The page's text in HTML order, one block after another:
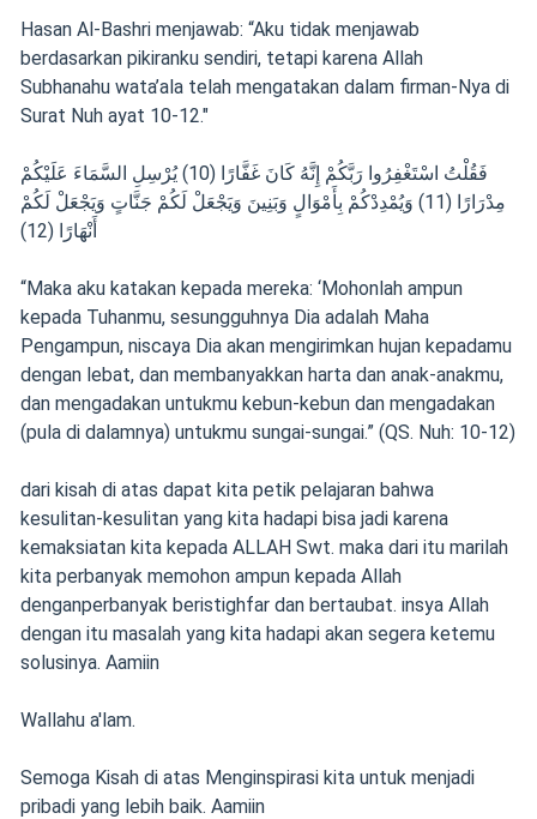
Hasan Al-Bashri menjawab: “Aku tidak menjawab
berdasarkan pikiranku sendiri, tetapi karena Allah
Subhanahu wata’ala telah mengatakan dalam firman-Nya di
Surat Nuh ayat 10-12."
فَقُلْتُ اسْتَغْفِرُوا رَبَّكُمْ إِنَّهُ كَانَ غَفَّارًا (10) يُرْسِلِ السَّمَاءَ عَلَيْكُمْ
مِدْرَارًا (11) وَيُمْدِدْكُمْ بِأَمْوَالٍ وَبَنِينَ وَيَجْعَلْ لَكُمْ جَنَّاتٍ وَيَجْعَلْ لَكُمْ
أَنْهَارًا (12)
“Maka aku katakan kepada mereka: ‘Mohonlah ampun
kepada Tuhanmu, sesungguhnya Dia adalah Maha
Pengampun, niscaya Dia akan mengirimkan hujan kepadamu
dengan lebat, dan membanyakkan harta dan anak-anakmu,
dan mengadakan untukmu kebun-kebun dan mengadakan
(pula di dalamnya) untukmu sungai-sungai.” (QS. Nuh: 10-12)
dari kisah di atas dapat kita petik pelajaran bahwa
kesulitan-kesulitan yang kita hadapi bisa jadi karena
kemaksiatan kita kepada ALLAH Swt. maka dari itu marilah
kita perbanyak memohon ampun kepada Allah
denganperbanyak beristighfar dan bertaubat. insya Allah
dengan itu masalah yang kita hadapi akan segera ketemu
solusinya. Aamiin
Wallahu a'lam.
Semoga Kisah di atas Menginspirasi kita untuk menjadi
pribadi yang lebih baik. Aamiin